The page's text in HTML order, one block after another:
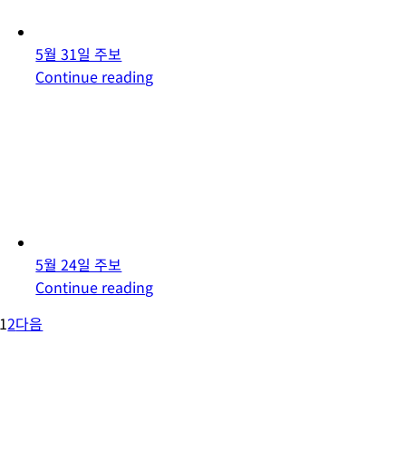
5월 31일 주보
Continue reading
5월 24일 주보
Continue reading
12다음